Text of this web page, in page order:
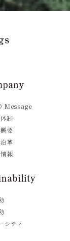
Message
制
要
革
報
シティ